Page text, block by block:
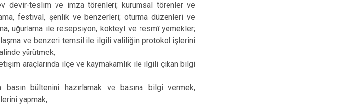
devir-teslim ve imza törenleri; kurumsal törenler ve
festival, şenlik ve benzerleri; oturma düzenleri ve
uğurlama ile resepsiyon, kokteyl ve resmî yemekler;
ve benzeri temsil ile ilgili valiliğin protokol işlerini
yürütmek,
araçlarında ilçe ve kaymakamlık ile ilgili çıkan bilgi
basın bültenini hazırlamak ve basına bilgi vermek,
yapmak,